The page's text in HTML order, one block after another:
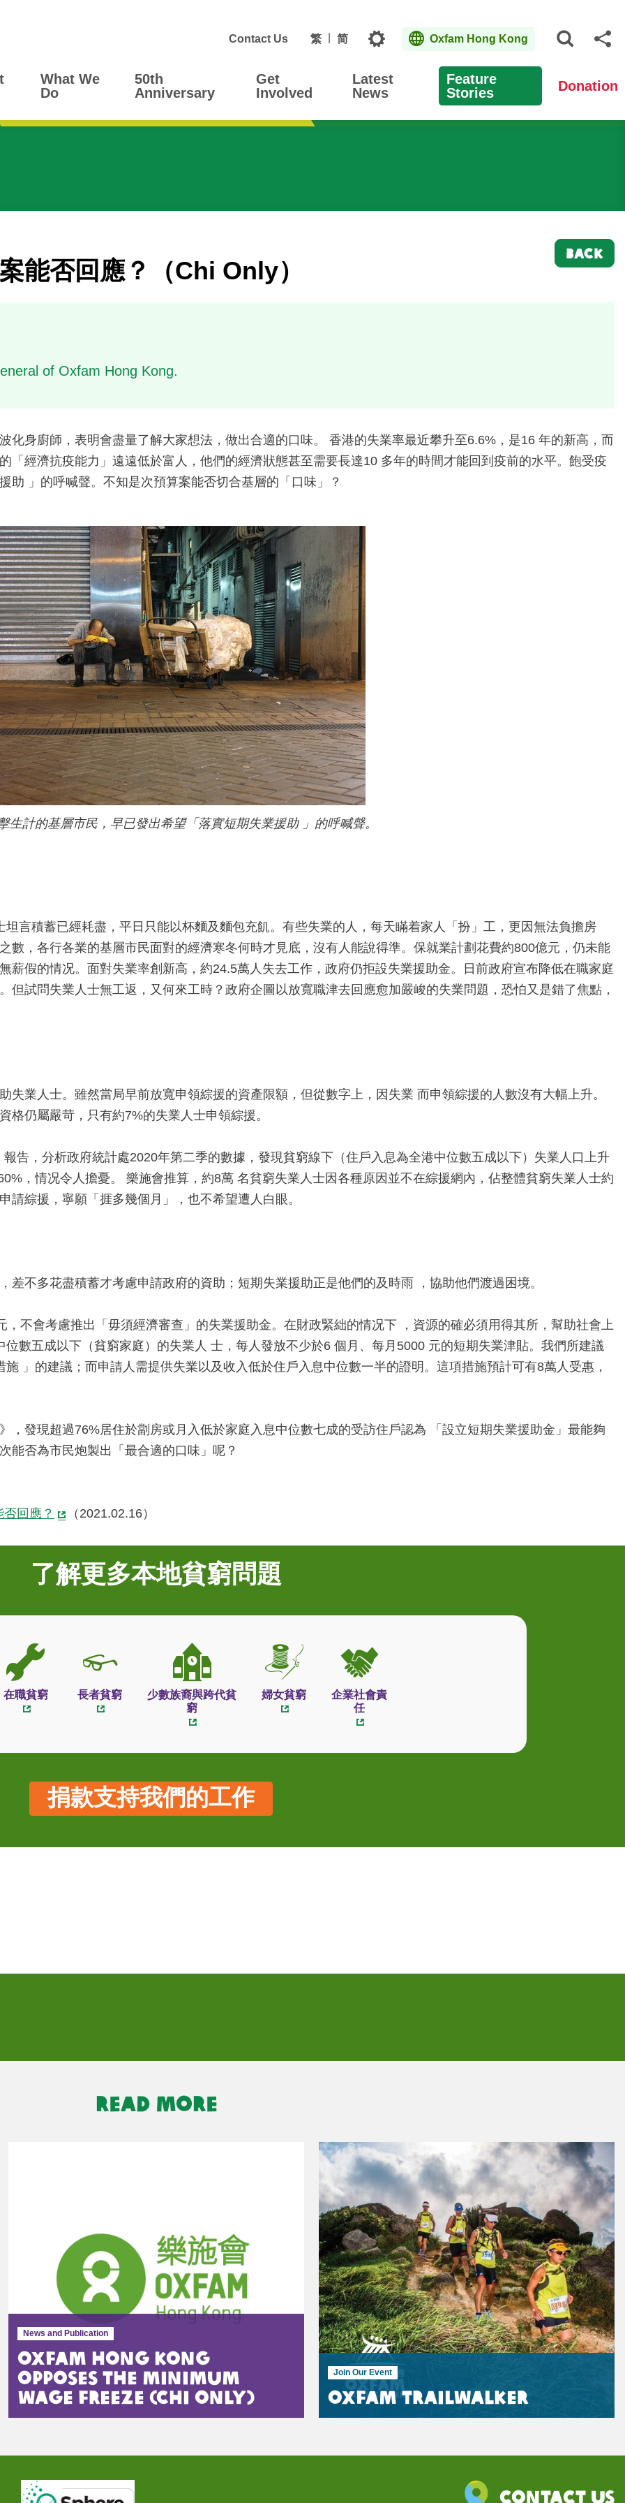
Contact Us 繁 简 Topics Oxfam Hong Kong
What We
Do
50th
Anniversary
Get
Involved
Latest
News
Feature
Stories
Donation
能否回應？（Chi Only）
BACK
of Oxfam Hong Kong.
化身廚師，表明會盡量了解大家想法，做出合適的口味。 香港的失業率最近攀升至6.6%，是16 年的新高，而
「經濟抗疫能力」遠遠低於富人，他們的經濟狀態甚至需要長達10 多年的時間才能回到疫前的水平。飽受疫
助 」的呼喊聲。不知是次預算案能否切合基層的「口味」？
生計的基層市民，早已發出希望「落實短期失業援助 」的呼喊聲。
言積蓄已經耗盡，平日只能以杯麵及麵包充飢。有些失業的人，每天瞞着家人「扮」工，更因無法負擔房
數，各行各業的基層市民面對的經濟寒冬何時才見底，沒有人能說得準。保就業計劃花費約800億元，仍未能
薪假的情况。面對失業率創新高，約24.5萬人失去工作，政府仍拒設失業援助金。日前政府宣布降低在職家庭
但試問失業人士無工返，又何來工時？政府企圖以放寬職津去回應愈加嚴峻的失業問題，恐怕又是錯了焦點，
業人士。雖然當局早前放寬申領綜援的資產限額，但從數字上，因失業 而申領綜援的人數沒有大幅上升。
仍屬嚴苛，只有約7%的失業人士申領綜援。
報告，分析政府統計處2020年第二季的數據，發現貧窮線下（住戶入息為全港中位數五成以下）失業人口上升
，情况令人擔憂。 樂施會推算，約8萬 名貧窮失業人士因各種原因並不在綜援網內，佔整體貧窮失業人士約
綜援，寧願「捱多幾個月」，也不希望遭人白眼。
不多花盡積蓄才考慮申請政府的資助；短期失業援助正是他們的及時雨 ，協助他們渡過困境。
不會考慮推出「毋須經濟審查」的失業援助金。在財政緊絀的情况下 ，資源的確必須用得其所，幫助社會上
數五成以下（貧窮家庭）的失業人 士，每人發放不少於6 個月、每月5000 元的短期失業津貼。我們所建議
」的建議；而申請人需提供失業以及收入低於住戶入息中位數一半的證明。這項措施預計可有8萬人受惠，
》，發現超過76%居住於劏房或月入低於家庭入息中位數七成的受訪住戶認為 「設立短期失業援助金」最能夠
能否為市民炮製出「最合適的口味」呢？
回應？ （2021.02.16）
了解更多本地貧窮問題
在職貧窮 長者貧窮
少數族裔與跨代貧
窮
婦女貧窮
企業社會責
任
捐款支持我們的工作
READ MORE
News and Publication
Oxfam Hong Kong
Opposes the Minimum
Wage Freeze (Chi only)
Join Our Event
Oxfam Trailwalker
Contact Us